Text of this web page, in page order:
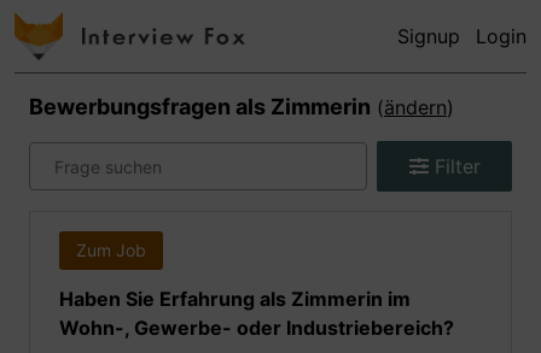
Signup Login
Bewerbungsfragen als Zimmerin (ändern)
Filter
Zum Job
Haben Sie Erfahrung als Zimmerin im
Wohn-, Gewerbe- oder Industriebereich?